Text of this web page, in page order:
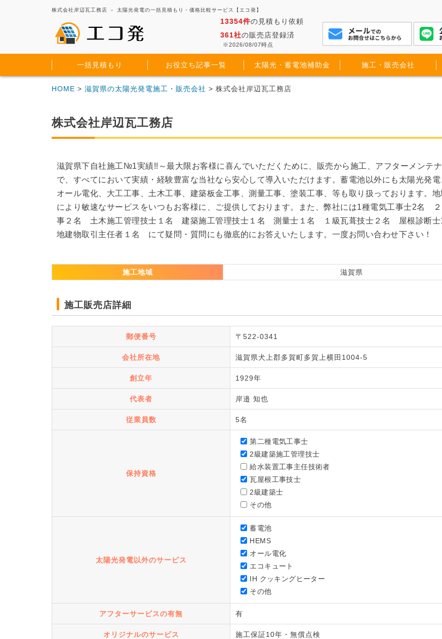
株式会社岸辺瓦工務店 － 太陽光発電の一括見積もり・価格比較サービス【エコ発】
13354件の見積もり依頼
361社の販売店登録済
※2026/08/07時点
一括見積もり お役立ち記事一覧 太陽光・蓄電池補助金 施工・販売会社
HOME > 滋賀県の太陽光発電施工・販売会社 > 株式会社岸辺瓦工務店
株式会社岸辺瓦工務店
滋賀県下自社施工№1実績!!～最大限お客様に喜んでいただくために、販売から施工、アフターメンテナ
で、すべてにおいて実績・経験豊富な当社なら安心して導入いただけます。蓄電池以外にも太陽光発
オール電化、大工工事、土木工事、建築板金工事、測量工事、塗装工事、等も取り扱っております。
により敏速なサービスをいつもお客様に、ご提供しております。また、弊社には1種電気工事士2名
事２名 土木施工管理技士１名 建築施工管理技士１名 測量士１名 １級瓦葺技士２名 屋根診断
地建物取引主任者１名 にて疑問・質問にも徹底的にお答えいたします。一度お問い合わせ下さい！
施工地域 滋賀県
施工販売店詳細
郵便番号 〒522-0341
会社所在地 滋賀県犬上郡多賀町多賀上横田1004-5
創立年 1929年
代表者 岸邉 知也
従業員数 5名
保持資格
第二種電気工事士
2級建築施工管理技士
給水装置工事主任技術者
瓦屋根工事技士
2級建築士
その他
太陽光発電以外のサービス
蓄電池
HEMS
オール電化
エコキュート
IH クッキングヒーター
その他
アフターサービスの有無 有
オリジナルのサービス 施工保証10年・無償点検